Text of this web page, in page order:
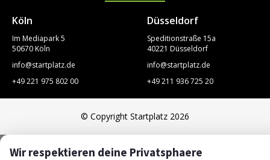
Köln
Im Mediapark 5
50670 Köln
info@startplatz.de
+49 221 975 802 00
Düsseldorf
Speditionstraße 15a
40221 Düsseldorf
info@startplatz.de
+49 211 936 725 20
© Copyright Startplatz 2026
Wir respektieren deine Privatsphaere